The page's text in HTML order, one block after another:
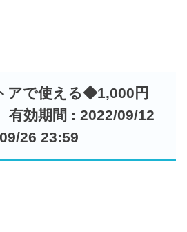
アで使える◆1,000円
有効期間 : 2022/09/12
26 23:59